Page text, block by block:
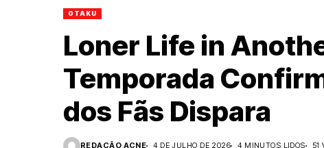
OTAKU
Loner Life in
Temporada
dos Fãs Dispara
REDAÇÃO ACNE 4 DE JULHO DE 2026 4 MINUTOS LIDOS 51